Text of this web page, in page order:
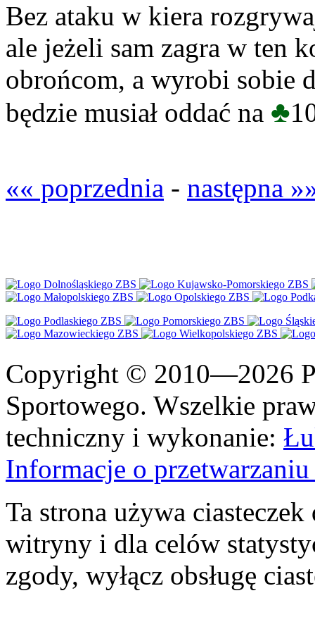
Bez ataku w kiera
ale jeżeli sam zagra w ten
obrońcom, a wyrobi sobie
będzie musiał oddać na ♣
«« poprzednia - następna
Copyright © 2010—2026
Sportowego. Wszelkie
techniczny i wykonanie:
Informacje o
Ta strona używa
witryny i dla celów
zgody, wyłącz obsługę